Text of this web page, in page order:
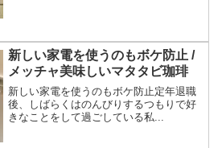
新しい家電を使うのもボケ防止 /
メッチャ美味しいマタタビ珈琲
新しい家電を使うのもボケ防止定年退職
後、しばらくはのんびりするつもりで好
きなことをして過ごしている私...